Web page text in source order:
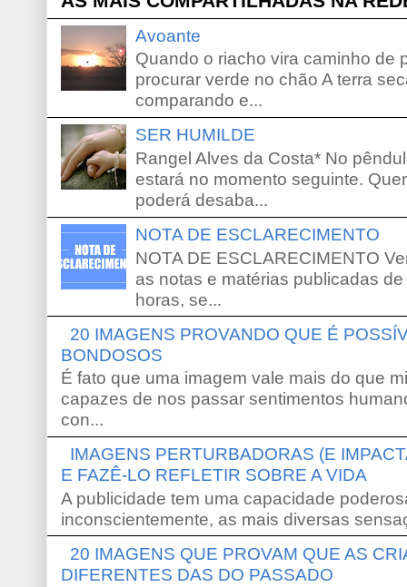
Avoante
Quando o riacho vira caminho de
procurar verde no chão A terra
comparando e...
SER HUMILDE
Rangel Alves da Costa* No
estará no momento seguinte.
poderá desaba...
NOTA DE ESCLARECIMENTO
NOTA DE ESCLARECIMENTO
as notas e matérias publicadas
horas, se...
20 IMAGENS PROVANDO QUE É
BONDOSOS
É fato que uma imagem vale mais do que
capazes de nos passar sentimentos
con...
IMAGENS PERTURBADORAS (E
E FAZÊ-LO REFLETIR SOBRE A VIDA
A publicidade tem uma capacidade
inconscientemente, as mais diversas
20 IMAGENS QUE PROVAM QUE AS
DIFERENTES DAS DO PASSADO